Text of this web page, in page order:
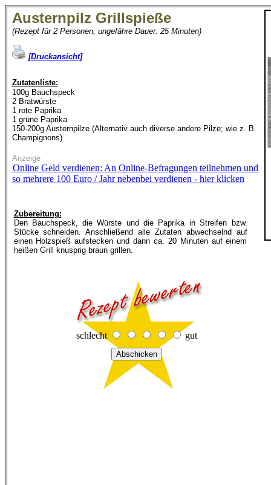
Austernpilz Grillspieße
(Rezept für 2 Personen, ungefähre Dauer: 25 Minuten)
[Druckansicht]
Zutatenliste:
100g Bauchspeck
2 Bratwürste
1 rote Paprika
1 grüne Paprika
150-200g Austernpilze (Alternativ auch diverse andere Pilze; wie z. B.
Champignons)
Anzeige
Online Geld verdienen: An Online-Befragungen teilnehmen und
so mehrere 100 Euro / Jahr nebenbei verdienen - hier klicken
Zubereitung:
Den Bauchspeck, die Würste und die Paprika in Streifen bzw.
Stücke schneiden. Anschließend alle Zutaten abwechselnd auf
einen Holzspieß aufstecken und dann ca. 20 Minuten auf einem
heißen Grill knusprig braun grillen.
schlecht gut